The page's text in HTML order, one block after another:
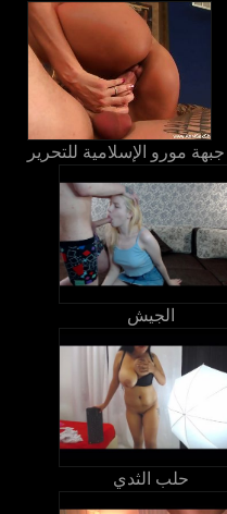
جبهة مورو الإسلامية للتحرير
الجيش
حلب الثدي